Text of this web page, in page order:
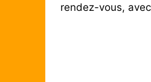
rendez-vous,